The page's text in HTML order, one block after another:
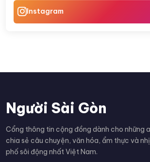
Instagram
Người Sài Gòn
Cổng thông tin cộng đồng dành cho những
chia sẻ câu chuyện, văn hóa, ẩm thực và
phố sôi động nhất Việt Nam.